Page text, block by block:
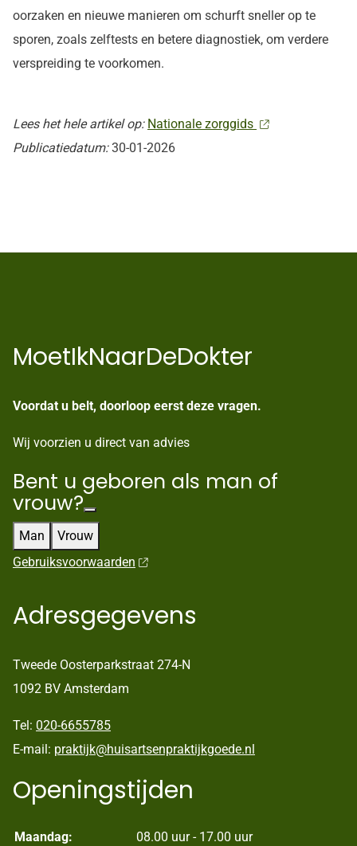
oorzaken en nieuwe manieren om schurft sneller op te
sporen, zoals zelftests en betere diagnostiek, om verdere
verspreiding te voorkomen.
Lees het hele artikel op: Nationale zorggids
Publicatiedatum:30-01-2026
MoetIkNaarDeDokter
Voordat u belt, doorloop eerst deze vragen.
Wij voorzien u direct van advies
Bent u geboren als man of
vrouw?
Man
Vrouw
Gebruiksvoorwaarden
Adresgegevens
Tweede Oosterparkstraat 274-N
1092 BV Amsterdam
Tel: 020-6655785
E-mail: praktijk@huisartsenpraktijkgoede.nl
Openingstijden
Maandag:
08.00 uur - 17.00 uur